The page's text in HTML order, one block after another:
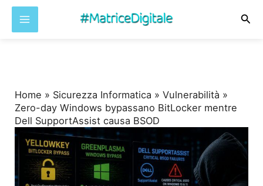
Home » Sicurezza Informatica »Vulnerabilità »
Zero-day Windows bypassano BitLocker mentre
Dell SupportAssist causa BSOD